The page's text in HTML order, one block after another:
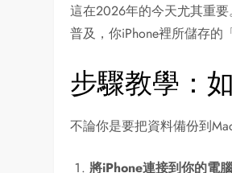
這在2026年的今天尤其重
普及，你iPhone裡所儲存的
步驟教學：
不論你是要把資料備份到
將iPhone連接到你的電腦